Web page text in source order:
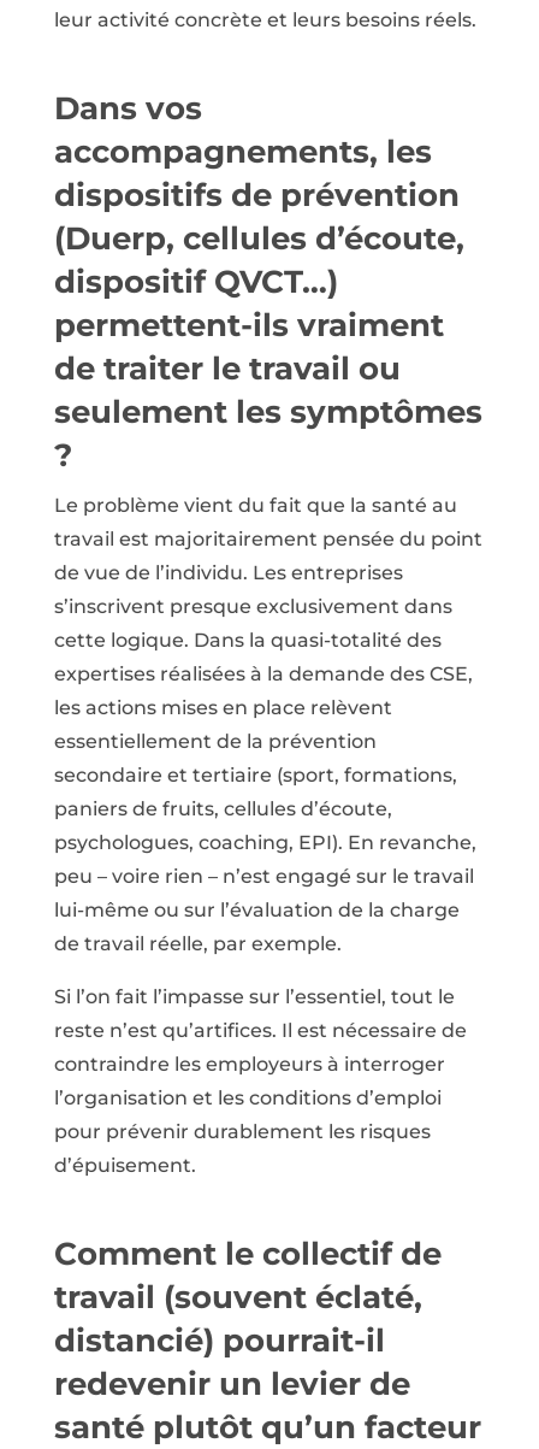
leur acti­vité concrète et leurs besoins réels.
Dans vos
accompagnements, les
dispositifs de prévention
(Duerp, cellules d’écoute,
dispositif QVCT…)
permettent-ils vraiment
de traiter le travail ou
seulement les symptômes
?
Le problème vient du fait que la santé au
travail est majoritairement pensée du point
de vue de l’individu. Les entreprises
s’inscrivent presque exclusivement dans
cette logique. Dans la quasi-totalité des
expertises réalisées à la demande des CSE,
les actions mises en place relèvent
essentiellement de la prévention
secondaire et tertiaire (sport, formations,
paniers de fruits, cellules d’écoute,
psychologues, coaching, EPI). En revanche,
peu – voire rien – n’est engagé sur le travail
lui-même ou sur l’évaluation de la charge
de travail réelle, par exemple.
Si l’on fait l’impasse sur l’essentiel, tout le
reste n’est qu’artifices. Il est nécessaire de
contraindre les employeurs à interroger
l’organisation et les conditions d’emploi
pour prévenir durablement les risques
d’épuisement.
Comment le collectif de
travail (souvent éclaté,
distancié) pourrait-il
redevenir un levier de
santé plutôt qu’un facteur